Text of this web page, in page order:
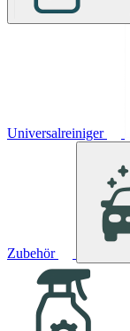
Universalreiniger
Zubehör